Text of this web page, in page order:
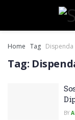
Home Tag Dispenda
Tag:
BY